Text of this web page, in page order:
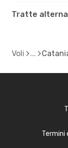
Tratte
Voli
Termini